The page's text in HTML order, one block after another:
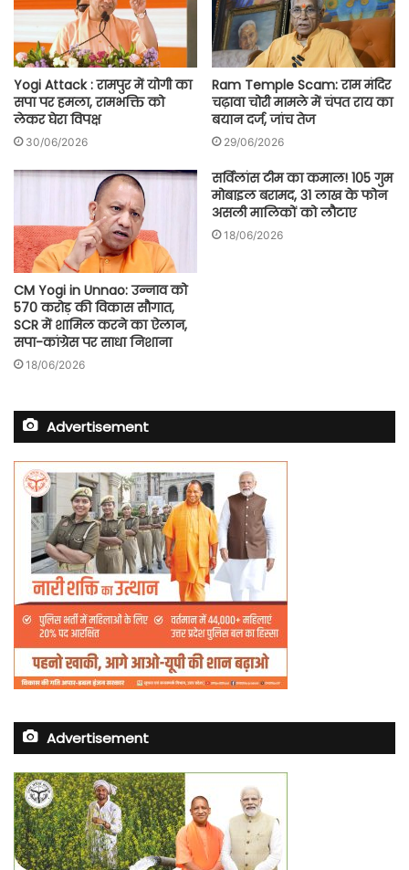
Yogi Attack : रामपुर में योगी का
सपा पर हमला, रामभक्ति को
लेकर घेरा विपक्ष
30/06/2026
Ram Temple Scam: राम मंदिर
चढ़ावा चोरी मामले में चंपत राय का
बयान दर्ज, जांच तेज
29/06/2026
CM Yogi in Unnao: उन्नाव को
570 करोड़ की विकास सौगात,
SCR में शामिल करने का ऐलान,
सपा-कांग्रेस पर साधा निशाना
18/06/2026
सर्विलांस टीम का कमाल! 105 गुम
मोबाइल बरामद, 31 लाख के फोन
असली मालिकों को लौटाए
18/06/2026
Advertisement
Advertisement